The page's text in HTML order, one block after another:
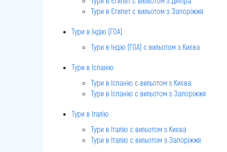
Тури в Єгипет c вильотом з Запоріжжя
Тури в Індію (ГОА)
Тури в Індію (ГОА) c вильотом з Києва
Тури в Іспанію
Тури в Іспанію c вильотом з Києва
Тури в Іспанію c вильотом з Запоріжжя
Тури в Італію
Тури в Італію c вильотом з Києва
Тури в Італію c вильотом з Запоріжжя